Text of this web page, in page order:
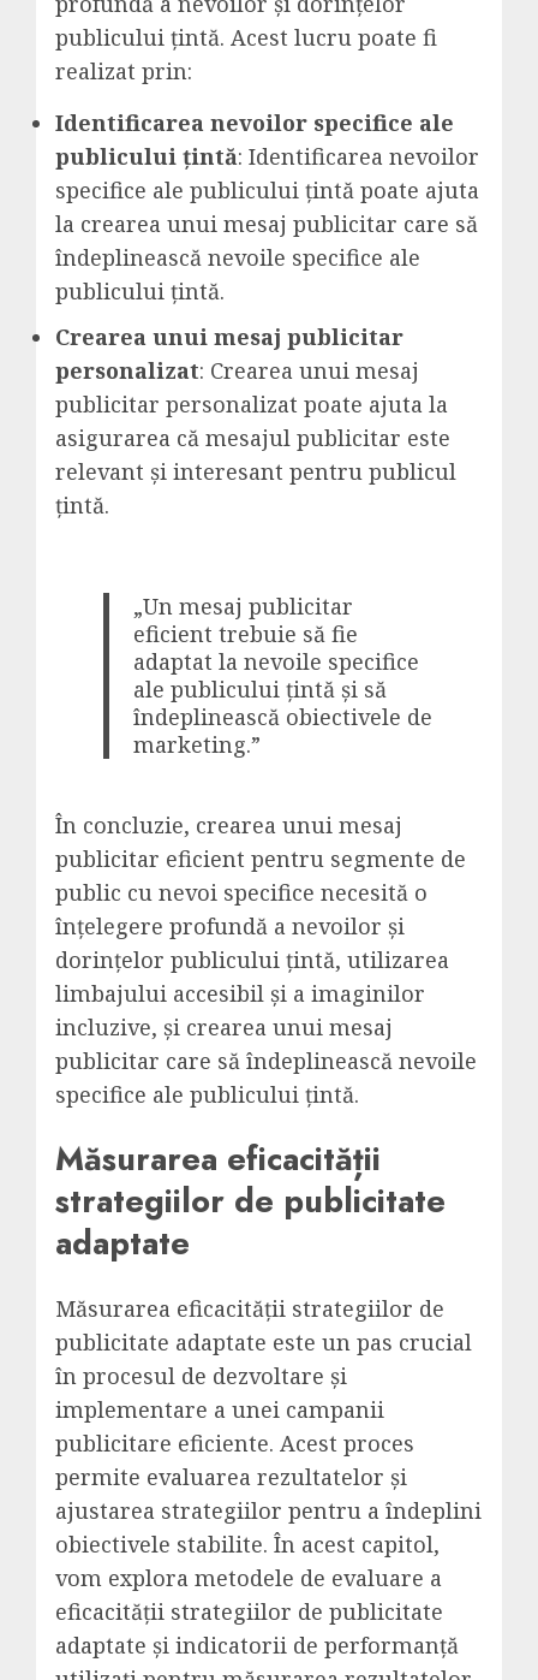
publicului țintă. Acest lucru poate fi
realizat prin:
Identificarea nevoilor specifice ale
publicului țintă: Identificarea nevoilor
specifice ale publicului țintă poate ajuta
la crearea unui mesaj publicitar care să
îndeplinească nevoile specifice ale
publicului țintă.
Crearea unui mesaj publicitar
personalizat: Crearea unui mesaj
publicitar personalizat poate ajuta la
asigurarea că mesajul publicitar este
relevant și interesant pentru publicul
țintă.
„Un mesaj publicitar
eficient trebuie să fie
adaptat la nevoile specifice
ale publicului țintă și să
îndeplinească obiectivele de
marketing.”
În concluzie, crearea unui mesaj
publicitar eficient pentru segmente de
public cu nevoi specifice necesită o
înțelegere profundă a nevoilor și
dorințelor publicului țintă, utilizarea
limbajului accesibil și a imaginilor
incluzive, și crearea unui mesaj
publicitar care să îndeplinească nevoile
specifice ale publicului țintă.
Măsurarea eficacității
strategiilor de publicitate
adaptate
Măsurarea eficacității strategiilor de
publicitate adaptate este un pas crucial
în procesul de dezvoltare și
implementare a unei campanii
publicitare eficiente. Acest proces
permite evaluarea rezultatelor și
ajustarea strategiilor pentru a îndeplini
obiectivele stabilite. În acest capitol,
vom explora metodele de evaluare a
eficacității strategiilor de publicitate
adaptate și indicatorii de performanță